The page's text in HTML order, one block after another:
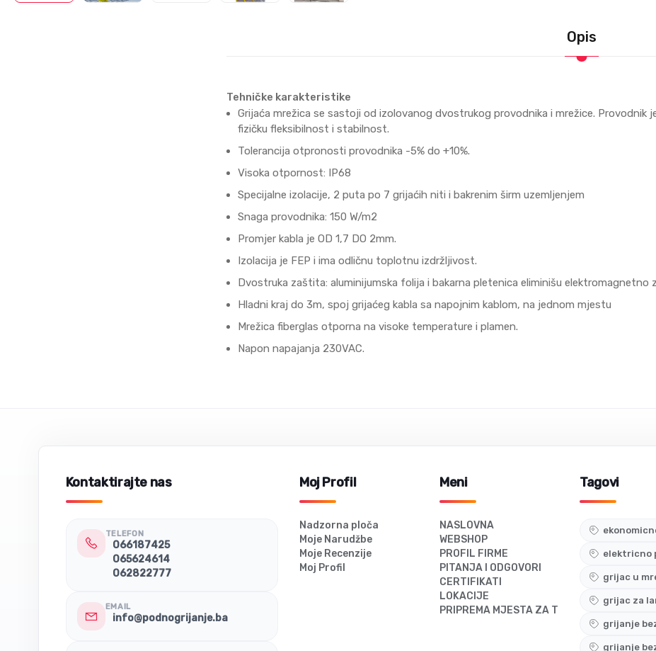
Opis
Tehničke karakteristike
Grijaća mrežica se sastoji od izolovanog dvostrukog provodnika i mrežice. Provodnik
fizičku fleksibilnost i stabilnost.
Tolerancija otpronosti provodnika -5% do +10%.
Visoka otpornost: IP68
Specijalne izolacije, 2 puta po 7 grijaćih niti i bakrenim širm uzemljenjem
Snaga provodnika: 150 W/m2
Promjer kabla je OD 1,7 DO 2mm.
Izolacija je FEP i ima odličnu toplotnu izdržljivost.
Dvostruka zaštita: aluminijumska folija i bakarna pletenica eliminišu elektromagnetno
Hladni kraj do 3m, spoj grijaćeg kabla sa napojnim kablom, na jednom mjestu
Mrežica fiberglas otporna na visoke temperature i plamen.
Napon napajanja 230VAC.
Kontaktirajte nas
TELEFON
066187425
065624614
062822777
EMAIL
info@podnogrijanje.ba
Moj Profil
Nadzorna ploča
Moje Narudžbe
Moje Recenzije
Moj Profil
Meni
NASLOVNA
WEBSHOP
PROFIL FIRME
PITANJA I ODGOVORI
CERTIFIKATI
LOKACIJE
PRIPREMA MJESTA ZA TERMOSTAT
Tagovi
elektricno
grijac u
grijac za
grijanje
grijanje